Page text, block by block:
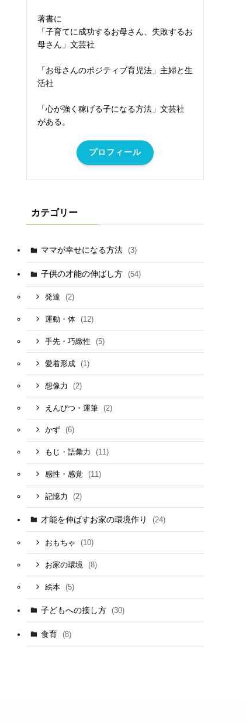
著書に
「子育てに成功するお母さん、失敗するお
母さん」文芸社
「お母さんのポジティブ育児法」主婦と生
活社
「心が強く稼げる子になる方法」文芸社
がある。
プロフィール
カテゴリー
ママが幸せになる方法 (3)
子供の才能の伸ばし方 (54)
発達 (2)
運動・体 (12)
手先・巧緻性 (5)
愛着形成 (1)
想像力 (2)
えんぴつ・運筆 (2)
かず (6)
もじ・語彙力 (11)
感性・感覚 (11)
記憶力 (2)
才能を伸ばすお家の環境作り (24)
おもちゃ (10)
お家の環境 (8)
絵本 (5)
子どもへの接し方 (30)
食育 (8)